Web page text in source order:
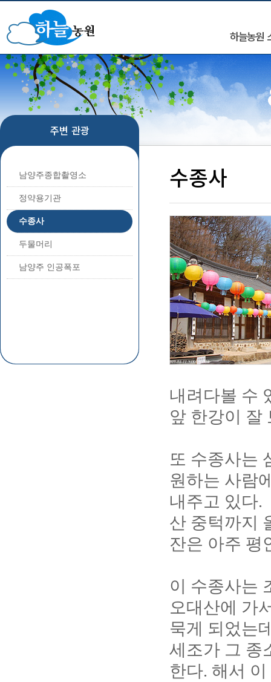
하늘농원
주변 관광
남양주종합촬영소
정약용기관
수종사
두물머리
남양주 인공폭포
수종사
내려다볼 수
앞 한강이 잘
또 수종사는
원하는 사람
내주고 있다.
산 중턱까지
잔은 아주 평
이 수종사는
오대산에 가
묵게 되었는
세조가 그 종
한다. 해서